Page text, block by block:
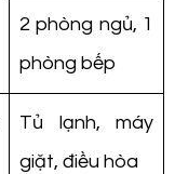
2 phòng ngủ, 1
phòng bếp
Tủ lạnh, máy
giặt, điều hòa